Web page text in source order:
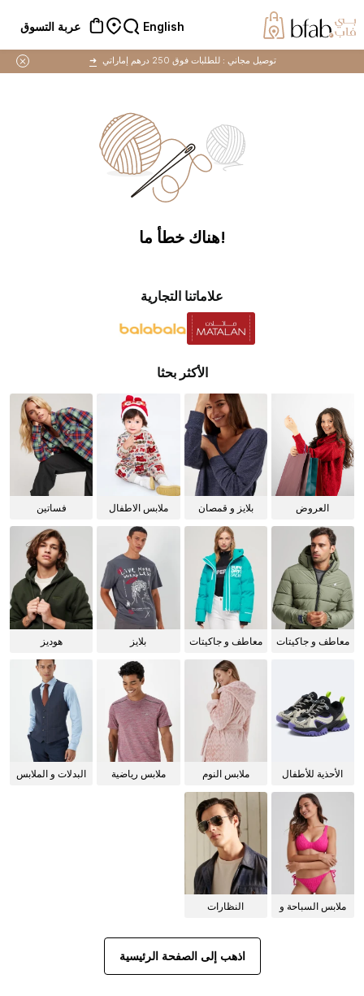
English عربة التسوق
توصيل مجاني : للطلبات فوق 250 درهم إماراتي ➜
!هناك خطأ ما
علاماتنا التجارية
الأكثر بحثا
العروض
بلايز و قمصان
ملابس الاطفال فساتين
معاطف و جاكيتات
معاطف و جاكيتات
بلايز هوديز
الأحذية للأطفال
ملابس النوم
ملابس رياضية
البدلات و الملابس
ملابس السباحة و
النظارات
اذهب إلى الصفحة الرئيسية